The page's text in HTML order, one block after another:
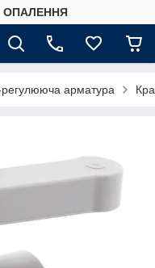
ОПАЛЕННЯ
регулююча арматура